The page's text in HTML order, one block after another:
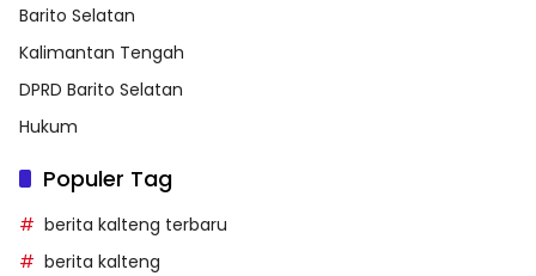
Barito Selatan
Kalimantan Tengah
DPRD Barito Selatan
Hukum
Populer Tag
berita kalteng terbaru
berita kalteng